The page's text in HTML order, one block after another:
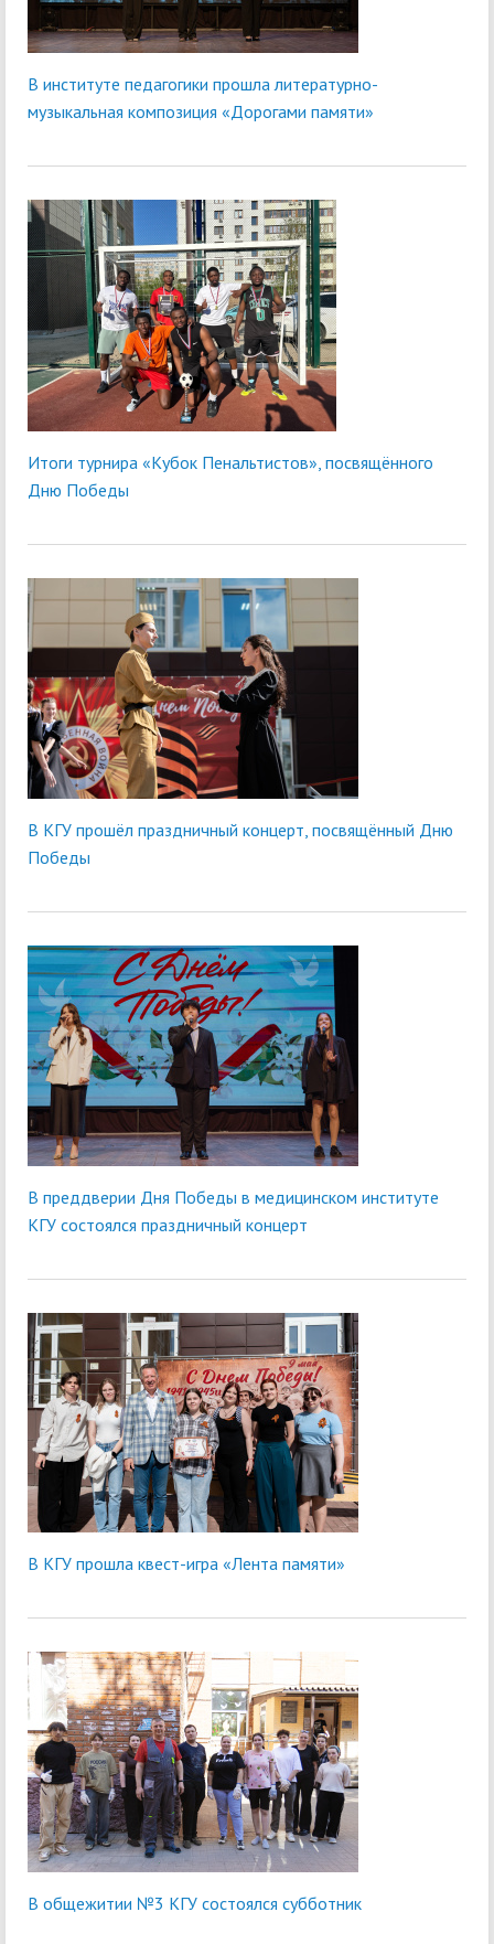
В институте педагогики прошла литературно-
музыкальная композиция «Дорогами памяти»
Итоги турнира «Кубок Пенальтистов», посвящённого
Дню Победы
В КГУ прошёл праздничный концерт, посвящённый Дню
Победы
В преддверии Дня Победы в медицинском институте
КГУ состоялся праздничный концерт
В КГУ прошла квест-игра «Лента памяти»
В общежитии №3 КГУ состоялся субботник